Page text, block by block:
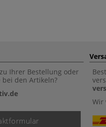
Ihrer Bestellung oder
den Artikeln?
Wir